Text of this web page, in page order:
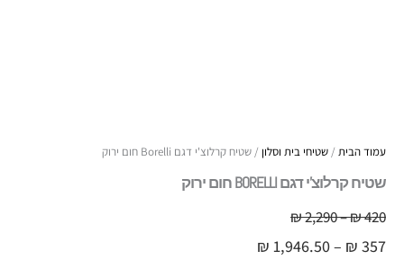
עמוד הבית / שטיחי בית וסלון / שטיח קרלוצ'י דגם Borelli חום ירוק
שטיח קרלוצ'י דגם BORELLI חום ירוק
₪420
–
₪2,290 טווח
מחירים:
₪ 357
–
₪ 1,946.50